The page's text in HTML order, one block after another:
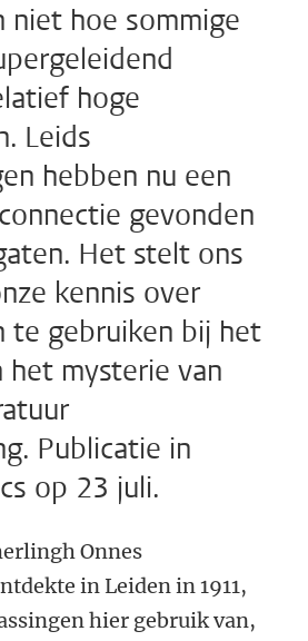
niet hoe sommige
hoge
Leids
hebben nu een
gevonden
Het stelt ons
kennis over
te gebruiken bij het
het mysterie van
Publicatie in
op 23 juli.
Onnes
in Leiden in 1911,
hier gebruik van,